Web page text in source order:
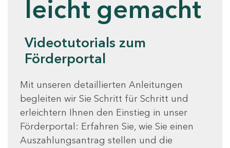
leicht gemacht
Videotutorials zum
Förderportal
Mit unseren detaillierten Anleitungen
begleiten wir Sie Schritt für Schritt und
erleichtern Ihnen den Einstieg in unser
Förderportal: Erfahren Sie, wie Sie einen
Auszahlungsantrag stellen und die